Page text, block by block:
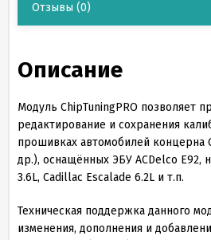
Отзывы (0)
Описание
Модуль ChipTuningPRO позволяет
редактирование и сохранения
прошивках автомобилей концерна
др.), оснащённых ЭБУ ACDelco E92,
3.6L, Cadillac Escalade 6.2L и т.п.
Техническая поддержка данного
изменения, дополнения и